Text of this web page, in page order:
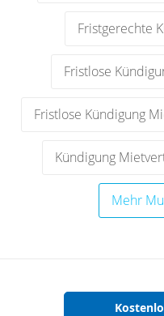
Fristgerechte
Fristlose
Fristlose Kündigung
Kündigung
Mehr